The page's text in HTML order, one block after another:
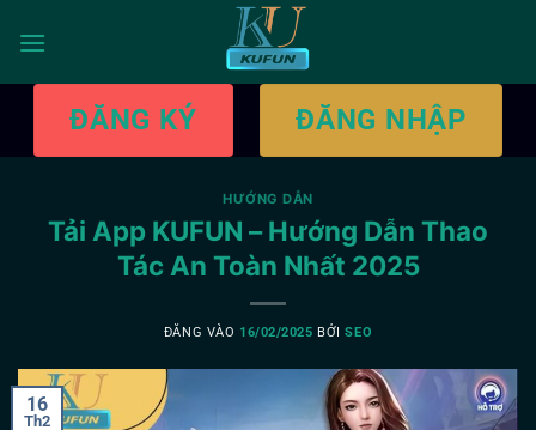
qua
ĐĂNG KÝ ĐĂNG NHẬP
HƯỚNG DẪN
Tải App KUFUN – Hướng Dẫn Thao
Tác An Toàn Nhất 2025
ĐĂNG VÀO 16/02/2025 BỞISEO
16
Th2